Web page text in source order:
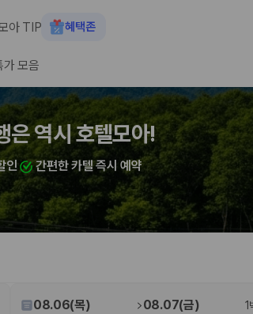
정이 다릅니다. 카모아는 여러 제주 렌트카 업체
아 TIP 혜택존
가 모음
은 역시 호텔모아!
인 간편한 카텔 즉시 예약
역시 호텔모아!
인 간편한 카텔 즉시 예약
08.06(목) 08.07(금) 1